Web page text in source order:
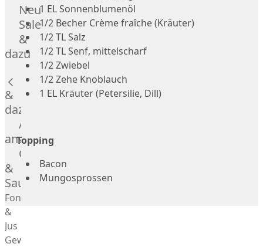
Schinken
Beilagen
Brot
Brötchen
Burger
Buns
&
Hot
Dog
Brötchen
Desserts
Neu
Sale
&
dazu
&
dazu
Alle
anzeigen
Gewürze
&
Saucen
Fonds
&
Jus
Gewürze
1 EL Sonnenblumenöl
1/2 Becher Crème fraîche (Kräuter)
1/2 TL Salz
1/2 TL Senf, mittelscharf
1/2 Zwiebel
1/2 Zehe Knoblauch
1 EL Kräuter (Petersilie, Dill)
Topping
Bacon
Mungosprossen